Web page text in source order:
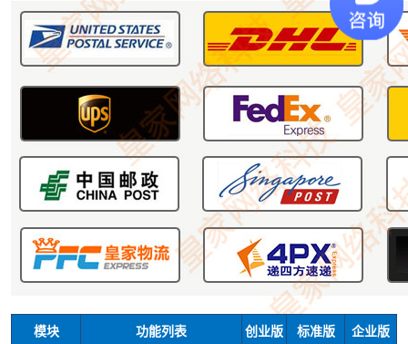
模块 功能列表 创业版 标准版 企业版